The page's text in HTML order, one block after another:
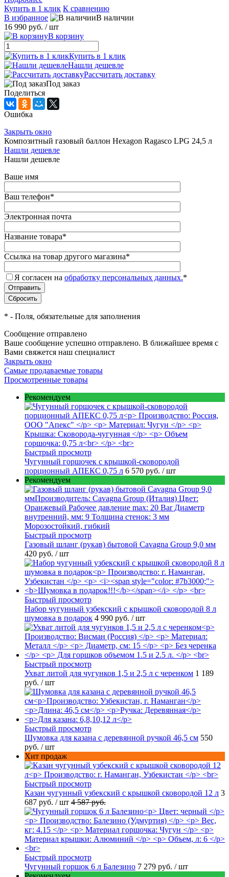
Купить в 1 клик К сравнению
В избранное
В наличии
16 990 руб. / шт
В корзину
Купить в 1 клик
Нашли дешевле
Рассчитать доставку
Под заказ
Поделиться
Ошибка
Закрыть окно
Композитный газовый баллон Hexagon Ragasco LPG 24,5 л
Нашли дешевле
Нашли дешевле
Ваше имя
Ваш телефон*
Электронная почта
Название товара*
Ссылка на товар другого магазина*
Я согласен на обработку персональных данных.*
* - Поля, обязательные для заполнения
Сообщение отправлено
Ваше сообщение успешно отправлено. В ближайшее время с
Вами свяжется наш специалист
Закрыть окно
Самые продаваемые товары
Просмотренные товары
Рекомендуем
Быстрый просмотр
Чугунный горшочек с крышкой-сковородой
порционный АПЕКС 0,75 л 6 570 руб. / шт
Рекомендуем
Быстрый просмотр
Газовый шланг (рукав) бытовой Cavagna Group 9,0 мм
420 руб. / шт
Быстрый просмотр
Набор чугунный узбекский с крышкой сковородой 8 л
шумовка в подарок 4 990 руб. / шт
Быстрый просмотр
Ухват литой для чугунков 1,5 и 2,5 л с черенком 1 189
руб. / шт
Быстрый просмотр
Шумовка для казана с деревянной ручкой 46,5 см 550
руб. / шт
Хит продаж
Быстрый просмотр
Казан чугунный узбекский с крышкой сковородой 12 л 3
687 руб. / шт 4 587 руб.
Быстрый просмотр
Чугунный горшок 6 л Балезино 7 279 руб. / шт